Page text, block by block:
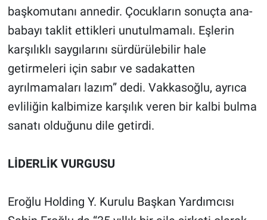
başkomutanı annedir. Çocukların sonuçta ana-
babayı taklit ettikleri unutulmamalı. Eşlerin
karşılıklı saygılarını sürdürülebilir hale
getirmeleri için sabır ve sadakatten
ayrılmamaları lazım” dedi. Vakkasoğlu, ayrıca
evliliğin kalbimize karşılık veren bir kalbi bulma
sanatı olduğunu dile getirdi.
LİDERLİK VURGUSU
Eroğlu Holding Y. Kurulu Başkan Yardımcısı